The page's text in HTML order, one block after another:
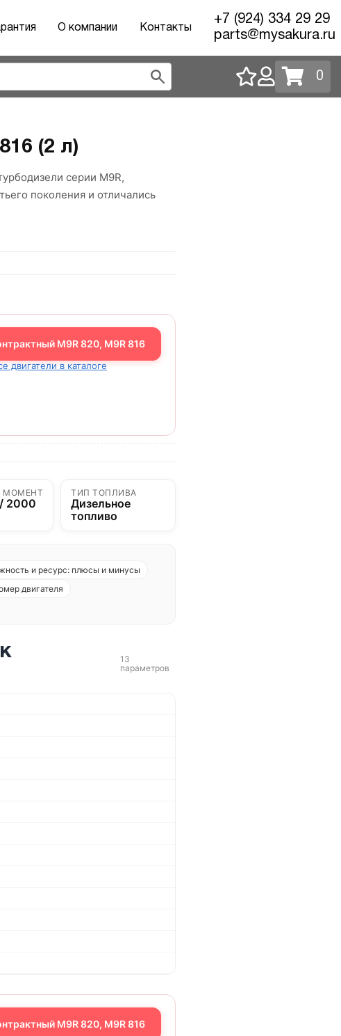
О компании Контакты
+7 (924) 334 29 29
parts@mysakura.ru
0
(2 л)
серии M9R,
поколения и отличались
M9R 820, M9R 816
двигатели в каталоге
МОМЕНТ
2000
ТИП ТОПЛИВА
Дизельное
топливо
и ресурс: плюсы и минусы
двигателя
13
параметров
M9R 820, M9R 816